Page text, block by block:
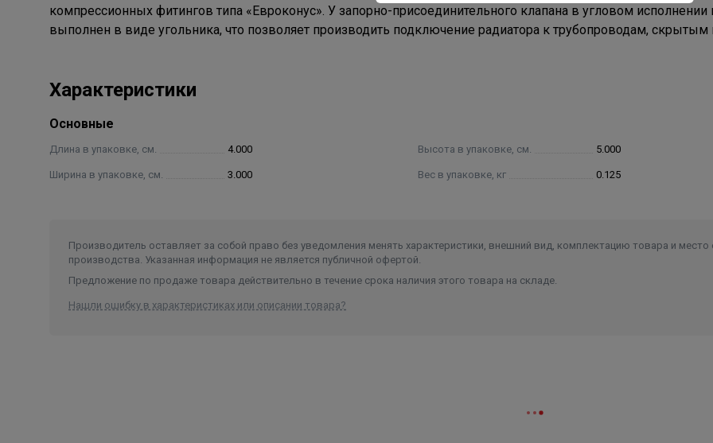
компрессионных фитингов типа «Евроконус». У запорно-присоединительного клапана в угловом исполнении
выполнен в виде угольника, что позволяет производить подключение радиатора к трубопроводам, скрытым
Характеристики
Основные
Длина в упаковке, см. 4.000
Ширина в упаковке, см. 3.000
Высота в упаковке, см. 5.000
Вес в упаковке, кг 0.125
Производитель оставляет за собой право без уведомления менять характеристики, внешний вид, комплектацию товара и место
производства. Указанная информация не является публичной офертой.
Предложение по продаже товара действительно в течение срока наличия этого товара на складе.
Нашли ошибку в характеристиках или описании товара?